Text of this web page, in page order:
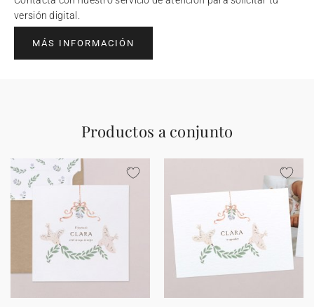
versión digital.
MÁS INFORMACIÓN
Productos a conjunto